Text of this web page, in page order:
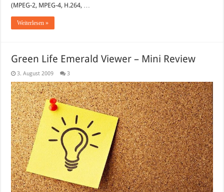
(MPEG-2, MPEG-4, H.264, …
Weiterlesen »
Green Life Emerald Viewer – Mini Review
3. August 2009 3